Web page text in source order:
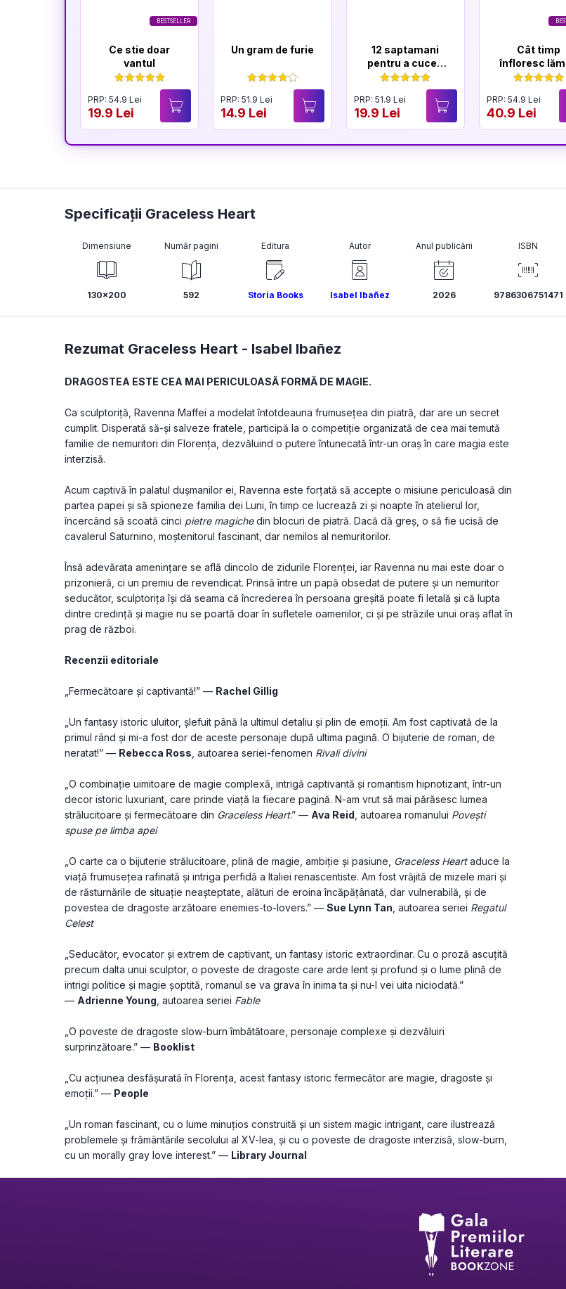
BESTSELLER
Ce stie doar
vantul
PRP: 54.9 Lei
19.9 Lei
Un gram de furie
PRP: 51.9 Lei
14.9 Lei
12 saptamani
pentru a cuceri
un Lord
PRP: 51.9 Lei
19.9 Lei
Cât timp
înfloresc
PRP: 54.9 Lei
40.9 Lei
Specificații Graceless Heart
Dimensiune
130x200
Număr pagini
592
Editura
Storia Books
Autor
Isabel Ibañez
Anul publicării
2026
ISBN
9786306751471
Rezumat Graceless Heart - Isabel Ibañez
DRAGOSTEA ESTE CEA MAI PERICULOASĂ FORMĂ DE MAGIE.
Ca sculptoriță, Ravenna Maffei a modelat întotdeauna frumusețea din piatră, dar are un secret
cumplit. Disperată să-și salveze fratele, participă la o competiție organizată de cea mai temută
familie de nemuritori din Florența, dezvăluind o putere întunecată într-un oraș în care magia este
interzisă.
Acum captivă în palatul dușmanilor ei, Ravenna este forțată să accepte o misiune periculoasă din
partea papei și să spioneze familia dei Luni, în timp ce lucrează zi și noapte în atelierul lor,
încercând să scoată cinci pietre magiche din blocuri de piatră. Dacă dă greș, o să fie ucisă de
cavalerul Saturnino, moștenitorul fascinant, dar nemilos al nemuritorilor.
Însă adevărata amenințare se află dincolo de zidurile Florenței, iar Ravenna nu mai este doar o
prizonieră, ci un premiu de revendicat. Prinsă între un papă obsedat de putere și un nemuritor
seducător, sculptorița își dă seama că încrederea în persoana greșită poate fi letală și că lupta
dintre credință și magie nu se poartă doar în sufletele oamenilor, ci și pe străzile unui oraș aflat în
prag de război.
Recenzii editoriale
„Fermecătoare și captivantă!” — Rachel Gillig
„Un fantasy istoric uluitor, șlefuit până la ultimul detaliu și plin de emoții. Am fost captivată de la
primul rând și mi-a fost dor de aceste personaje după ultima pagină. O bijuterie de roman, de
neratat!” — Rebecca Ross , autoarea seriei-fenomen Rivali divini
„O combinație uimitoare de magie complexă, intrigă captivantă și romantism hipnotizant, într-un
decor istoric luxuriant, care prinde viață la fiecare pagină. N-am vrut să mai părăsesc lumea
strălucitoare și fermecătoare din Graceless Heart.” — Ava Reid , autoarea romanului Povești
spuse pe limba apei
„O carte ca o bijuterie strălucitoare, plină de magie, ambiție și pasiune, Graceless Heart aduce la
viață frumusețea rafinată și intriga perfidă a Italiei renascentiste. Am fost vrăjită de mizele mari și
de răsturnările de situație neașteptate, alături de eroina încăpățânată, dar vulnerabilă, și de
povestea de dragoste arzătoare enemies-to-lovers.” — Sue Lynn Tan , autoarea seriei Regatul
Celest
„Seducător, evocator și extrem de captivant, un fantasy istoric extraordinar. Cu o proză ascuțită
precum dalta unui sculptor, o poveste de dragoste care arde lent și profund și o lume plină de
intrigi politice și magie șoptită, romanul se va grava în inima ta și nu-l vei uita niciodată.”
— Adrienne Young , autoarea seriei Fable
„O poveste de dragoste slow-burn îmbătătoare, personaje complexe și dezvăluiri
surprinzătoare.” — Booklist
„Cu acțiunea desfășurată în Florența, acest fantasy istoric fermecător are magie, dragoste și
emoții.” — People
„Un roman fascinant, cu o lume minuțios construită și un sistem magic intrigant, care ilustrează
problemele și frământările secolului al XV-lea, și cu o poveste de dragoste interzisă, slow-burn,
cu un morally gray love interest.” — Library Journal